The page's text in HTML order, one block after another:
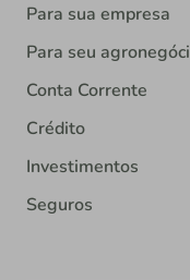
Para sua empresa
Para seu
Conta Corrente
Crédito
Investimentos
Seguros